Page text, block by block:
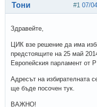
#1 07/
Тони
Здравейте,
ЦИК взе решение да има
предстоящите на 25 май
Европейския парламент от
Адресът на избирателната
ще бъде посочен тук.
ВАЖНО!